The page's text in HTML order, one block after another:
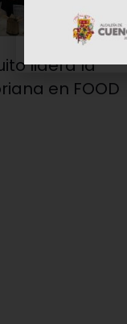
lidera la
en FOOD